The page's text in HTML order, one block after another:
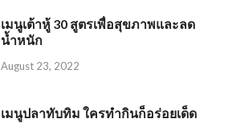
เมนูเต้าหู้ 30 สูตรเพื่อสุขภาพและลด
น้ำหนัก
August 23, 2022
เมนูปลาทับทิม ใครทำกินก็อร่อยเด็ด